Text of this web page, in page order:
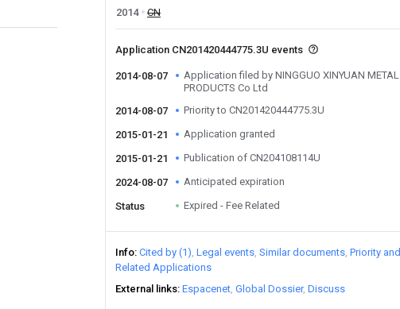
2014
CN
Application CN201420444775.3U events
2014-08-07
Application filed by NINGGUO XINYUAN METAL
PRODUCTS Co Ltd
2014-08-07
Priority to CN201420444775.3U
2015-01-21 Application granted
2015-01-21 Publication of CN204108114U
2024-08-07 Anticipated expiration
Status Expired - Fee Related
Info Cited by (1) Legal events Similar documents Priority and
Related Applications
External links Espacenet Global Dossier Discuss